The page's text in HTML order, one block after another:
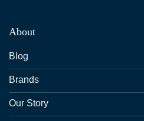
About
Blog
Brands
Our Story